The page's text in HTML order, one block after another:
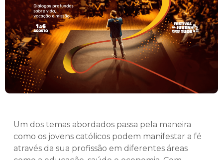
Um dos temas abordados passa pela maneira
como os jovens católicos podem manifestar a fé
através da sua profissão em diferentes áreas